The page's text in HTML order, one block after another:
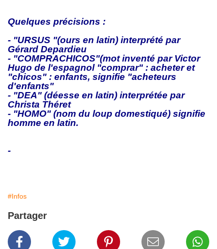
Quelques précisions :
- "URSUS "(ours en latin) interprété par
Gérard Depardieu
- "COMPRACHICOS"(mot inventé par Victor
Hugo de l'espagnol "comprar" : acheter et
"chicos" : enfants, signifie "acheteurs
d'enfants"
- "DEA" (déesse en latin) interprétée par
Christa Théret
- "HOMO" (nom du loup domestiqué) signifie
homme en latin.
-
#Infos
Partager